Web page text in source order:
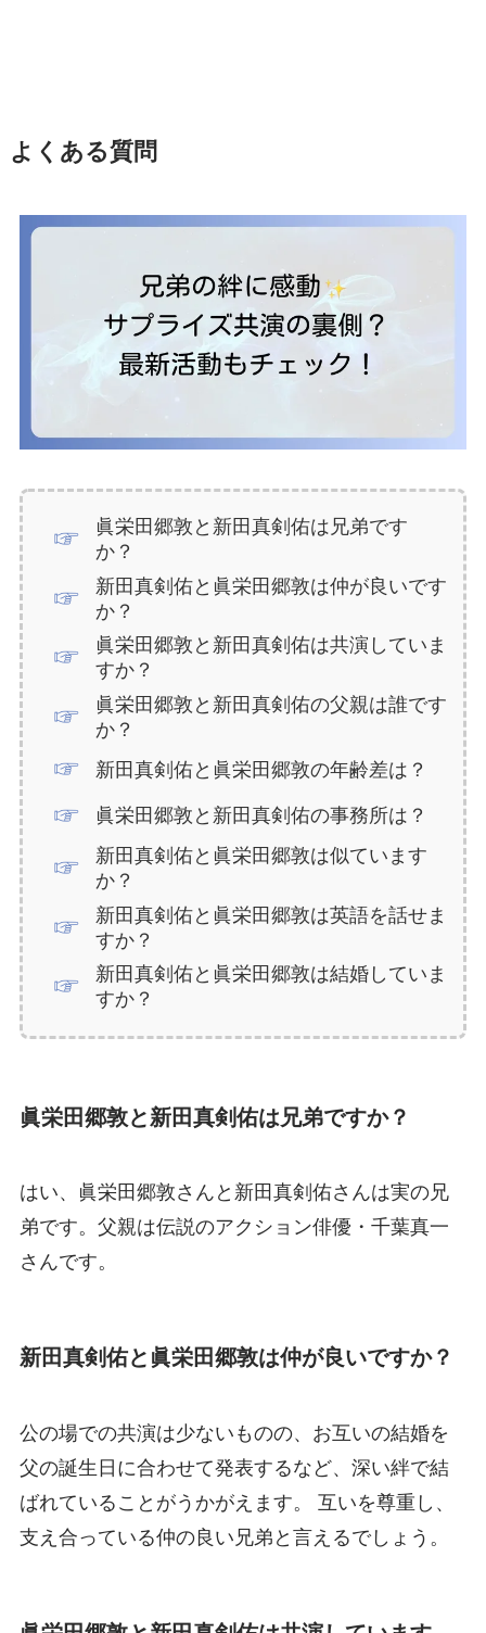
よくある質問
眞栄田郷敦と新田真剣佑は兄弟です
か？
新田真剣佑と眞栄田郷敦は仲が良いです
か？
眞栄田郷敦と新田真剣佑は共演していま
すか？
眞栄田郷敦と新田真剣佑の父親は誰です
か？
新田真剣佑と眞栄田郷敦の年齢差は？
眞栄田郷敦と新田真剣佑の事務所は？
新田真剣佑と眞栄田郷敦は似ています
か？
新田真剣佑と眞栄田郷敦は英語を話せま
すか？
新田真剣佑と眞栄田郷敦は結婚していま
すか？
眞栄田郷敦と新田真剣佑は兄弟ですか？
はい、眞栄田郷敦さんと新田真剣佑さんは実の兄
弟です。父親は伝説のアクション俳優・千葉真一
さんです。
新田真剣佑と眞栄田郷敦は仲が良いですか？
公の場での共演は少ないものの、お互いの結婚を
父の誕生日に合わせて発表するなど、深い絆で結
ばれていることがうかがえます。 互いを尊重し、
支え合っている仲の良い兄弟と言えるでしょう。